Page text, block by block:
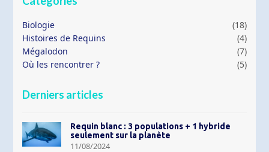
Biologie
(18)
Histoires de Requins
(4)
Mégalodon
(7)
Où les rencontrer ?
(5)
Derniers articles
Requin blanc : 3 populations + 1 hybride
seulement sur la planète
11/08/2024